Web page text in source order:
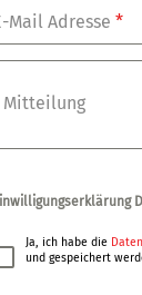
Mail Adresse*
Mitteilung
Ja, ich habe die
und gespeichert